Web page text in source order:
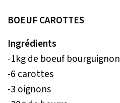
BOEUF CAROTTES
Ingrédients
-1kg de boeuf bourguignon
-6 carottes
-3 oignons